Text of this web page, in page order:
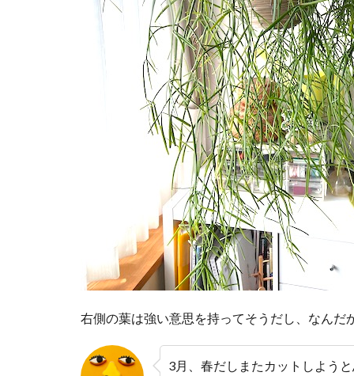
右側の葉は強い意思を持ってそうだし、なんだ
3月、春だしまたカットしよう